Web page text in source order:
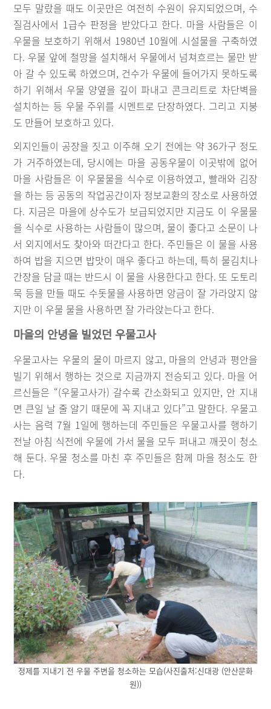
모두 말랐을 때도 이곳만은 여전히 수원이 유지되었으며, 수
질검사에서 1급수 판정을 받았다고 한다. 마을 사람들은 이
우물을 보호하기 위해서 1980년 10월에 시설물을 구축하였
다. 우물 앞에 철망을 설치해서 우물에서 넘쳐흐르는 물만 받
아 갈 수 있도록 하였으며, 건수가 우물에 들어가지 못하도록
하기 위해서 우물 양옆을 깊이 파내고 콘크리트로 차단벽을
설치하는 등 우물 주위를 시멘트로 단장하였다. 그리고 지붕
도 만들어 보호하고 있다.
외지인들이 공장을 짓고 이주해 오기 전에는 약 36가구 정도
가 거주하였는데, 당시에는 마을 공동우물이 이곳밖에 없어
마을 사람들은 이 우물물을 식수로 이용하였고, 빨래와 김장
을 하는 등 공동의 작업공간이자 정보교환의 장소로 사용하였
다. 지금은 마을에 상수도가 보급되었지만 지금도 이 우물물
을 식수로 사용하는 사람들이 많으며, 물이 좋다고 소문이 나
서 외지에서도 찾아와 떠간다고 한다. 주민들은 이 물을 사용
하여 밥을 지으면 밥맛이 매우 좋다고 하는데, 특히 물김치나
간장을 담글 때는 반드시 이 물을 사용한다고 한다. 또 도토리
묵 등을 만들 때도 수돗물을 사용하면 앙금이 잘 가라앉지 않
지만 이 우물 물을 사용하면 잘 가라앉는다고 한다.
마을의 안녕을 빌었던 우물고사
우물고사는 우물의 물이 마르지 않고, 마을의 안녕과 평안을
빌기 위해서 행하는 것으로 지금까지 전승되고 있다. 마을 어
르신들은 “(우물고사가) 갈수록 간소화되고 있지만, 안 지내
면 큰일 날 줄 알기 때문에 꼭 지내고 있다”고 말한다. 우물고
사는 음력 7월 1일에 행하는데 주민들은 우물고사를 행하기
전날 아침 식전에 우물에 가서 물을 모두 퍼내고 깨끗이 청소
해 둔다. 우물 청소를 마친 후 주민들은 함께 마을 청소도 한
다.
정제를 지내기 전 우물 주변을 청소하는 모습(사진출처:신대광 (안산문화
원))